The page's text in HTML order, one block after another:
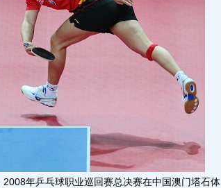
年乒乓球职业巡回赛总决赛在中国澳门塔石体